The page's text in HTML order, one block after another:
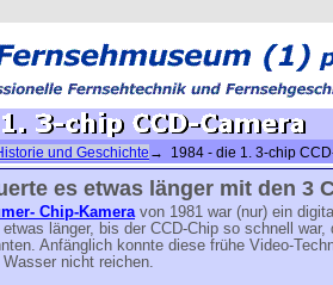
und Geschichte → 1984 - die 1. 3-chip
es etwas länger mit den 3
Chip-Kameravon 1981 war (nur) ein
länger, bis der CCD-Chip so schnell war,
Anfänglich konnte diese frühe Video-
nicht reichen.